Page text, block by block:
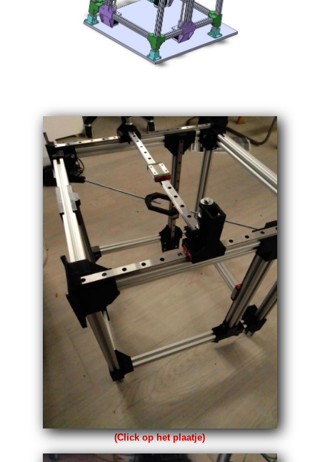
(Click op het plaatje)